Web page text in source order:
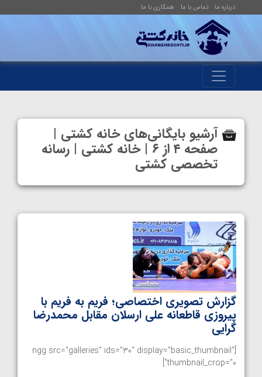
درباره ما تماس با ما همکاری با ما
آرشیو بایگانی‌های خانه کشتی |
صفحه ۴ از ۶ | خانه کشتی | رسانه
تخصصی کشتی
گزارش تصویری اختصاصی؛ فریم به فریم با
پیروزی قاطعانه علی ارسلان مقابل محمدرضا
گرایی
[ngg src="galleries" ids="30" display="basic_thumbnail"
thumbnail_crop="0"]